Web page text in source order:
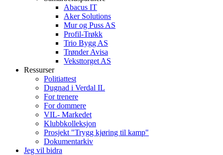
Abacus IT
Aker Solutions
Mur og Puss AS
Profil-Trøkk
Trio Bygg AS
Trønder Avisa
Veksttorget AS
Ressurser
Politiattest
Dugnad i Verdal IL
For trenere
For dommere
VIL- Markedet
Klubbkolleksjon
Prosjekt "Trygg kjøring til kamp"
Dokumentarkiv
Jeg vil bidra